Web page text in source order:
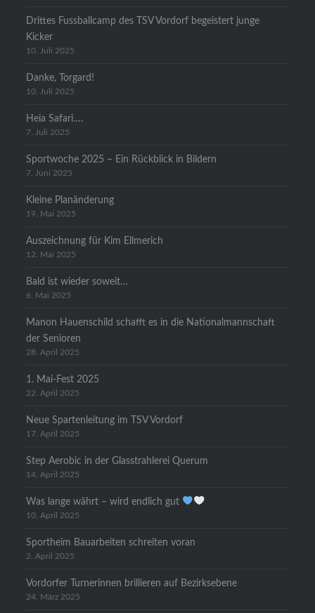
Drittes Fussballcamp des TSV Vordorf begeistert junge
Kicker
10. Juli 2025
Danke, Torgard!
10. Juli 2025
Heia Safari….
7. Juli 2025
Sportwoche 2025 – Ein Rückblick in Bildern
7. Juni 2025
Kleine Planänderung
19. Mai 2025
Auszeichnung für Kim Ellmerich
12. Mai 2025
Bald ist wieder soweit…
6. Mai 2025
Manon Hauenschild schafft es in die Nationalmannschaft
der Senioren
28. April 2025
1. Mai-Fest 2025
22. April 2025
Neue Spartenleitung im TSV Vordorf
17. April 2025
Step Aerobic in der Glasstrahlerei Querum
14. April 2025
Was lange währt – wird endlich gut
10. April 2025
Sportheim Bauarbeiten schreiten voran
2. April 2025
Vordorfer Turnerinnen brillieren auf Bezirksebene
24. März 2025